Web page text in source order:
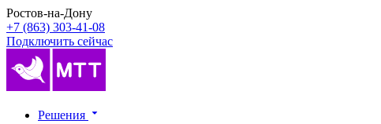
Ростов-на-Дону
+7 (863) 303-41-08
Подключить сейчас
Решения